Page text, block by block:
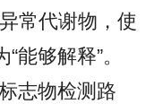
常代谢物，使
能够解释”。
志物检测路